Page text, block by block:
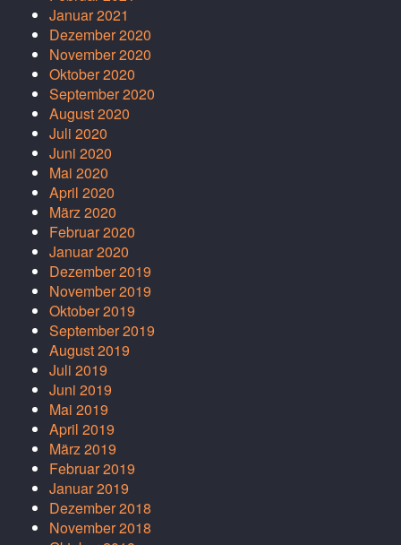
Januar 2021
Dezember 2020
November 2020
Oktober 2020
September 2020
August 2020
Juli 2020
Juni 2020
Mai 2020
April 2020
März 2020
Februar 2020
Januar 2020
Dezember 2019
November 2019
Oktober 2019
September 2019
August 2019
Juli 2019
Juni 2019
Mai 2019
April 2019
März 2019
Februar 2019
Januar 2019
Dezember 2018
November 2018